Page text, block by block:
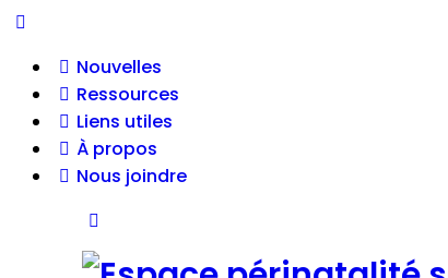
Nouvelles
Ressources
Liens utiles
À propos
Nous joindre